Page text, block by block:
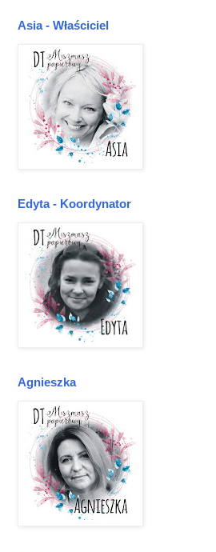
Asia - Właściciel
Edyta - Koordynator
Agnieszka